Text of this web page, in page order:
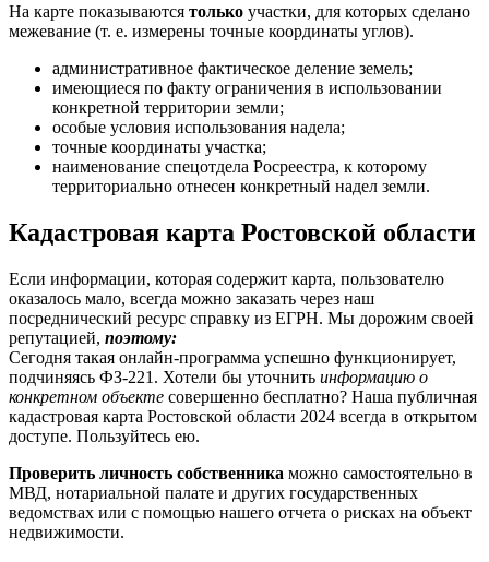
На карте показываются только участки, для которых сделано
межевание (т. е. измерены точные координаты углов).
административное фактическое деление земель;
имеющиеся по факту ограничения в использовании
конкретной территории земли;
особые условия использования надела;
точные координаты участка;
наименование спецотдела Росреестра, к которому
территориально отнесен конкретный надел земли.
Кадастровая карта Ростовской области
Если информации, которая содержит карта, пользователю
оказалось мало, всегда можно заказать через наш
посреднический ресурс справку из ЕГРН. Мы дорожим своей
репутацией, поэтому:
Сегодня такая онлайн-программа успешно функционирует,
подчиняясь ФЗ-221. Хотели бы уточнить информацию о
конкретном объекте совершенно бесплатно? Наша публичная
кадастровая карта Ростовской области 2024 всегда в открытом
доступе. Пользуйтесь ею.
Проверить личность собственника можно самостоятельно в
МВД, нотариальной палате и других государственных
ведомствах или с помощью нашего отчета о рисках на объект
недвижимости.